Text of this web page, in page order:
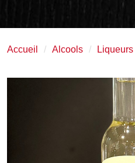
Accueil Alcools Liqueurs